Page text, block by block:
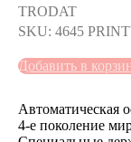
TRODAT
SKU: 4645
Добавить в
Автоматическая
4-е поколение